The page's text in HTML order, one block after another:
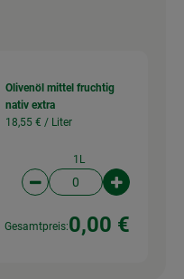
Olivenöl mittel fruchtig
nativ extra
18,55 € / Liter
1L
Artikelanzahl
Gesamtpreis:0,00 €